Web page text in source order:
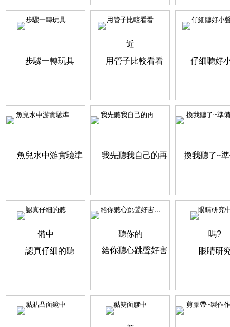
步驟一轉玩具 用管子比較看看 仔細聽好小
魚兒水中游實驗準... 我先聽我自己的再... 換我聽了~準
認真仔細的聽 給你聽心跳聲好害... 眼睛研究
黏貼凸面鏡中 黏雙面膠中 剪膠帶~製作